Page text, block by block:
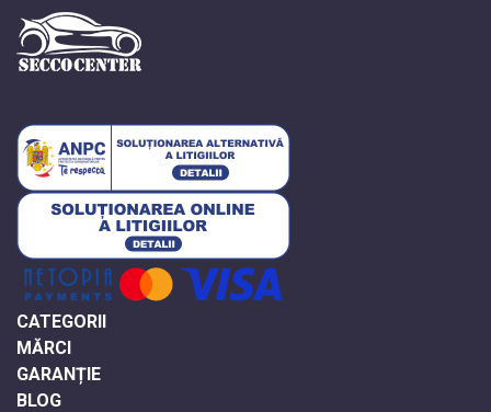
CATEGORII
MĂRCI
GARANȚIE
BLOG